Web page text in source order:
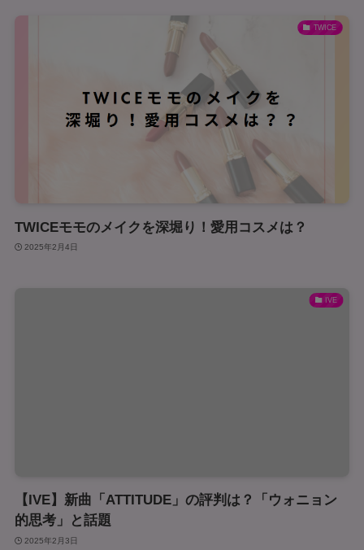
TWICE
TWICEモモのメイクを深堀り！愛用コスメは？
2025年2月4日
IVE
【IVE】新曲「ATTITUDE」の評判は？「ウォニョン
的思考」と話題
2025年2月3日